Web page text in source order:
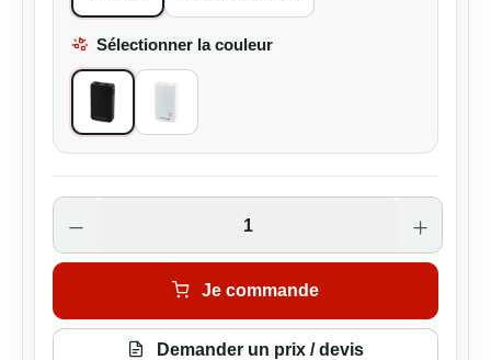
Sélectionner la couleur
All BlackBlanc
Quantité de produit : Entrez la quantité
Je commande
Demander un prix / devis